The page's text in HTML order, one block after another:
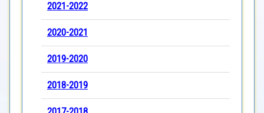
2021-2022
2020-2021
2019-2020
2018-2019